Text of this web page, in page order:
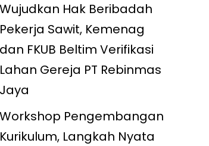
Wujudkan Hak Beribadah
Pekerja Sawit, Kemenag
dan FKUB Beltim Verifikasi
Lahan Gereja PT Rebinmas
Jaya
Workshop Pengembangan
Kurikulum, Langkah Nyata